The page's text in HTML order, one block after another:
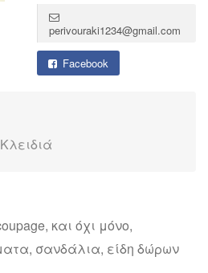
perivouraki1234@gmail.com
Facebook
και όχι μόνο,
σανδάλια, είδη δώρων